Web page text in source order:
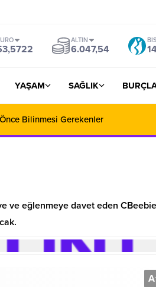
ALTIN
6.047,54
YAŞAM SAĞLIK
Bilinmesi Gerekenler
ve eğlenmeye davet eden
A